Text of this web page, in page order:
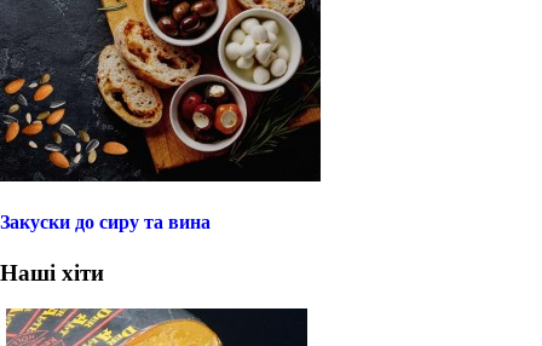
Закуски до сиру та вина
Наші хіти